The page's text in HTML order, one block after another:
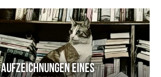
Aufzeichnungen eines